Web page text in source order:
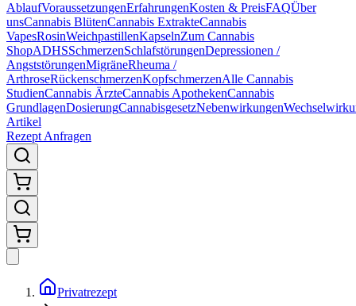
AblaufVoraussetzungenErfahrungenKosten & PreisFAQÜber
unsCannabis BlütenCannabis ExtrakteCannabis
VapesRosinWeichpastillenKapselnZum Cannabis
ShopADHSSchmerzenSchlafstörungenDepressionen /
AngststörungenMigräneRheuma /
ArthroseRückenschmerzenKopfschmerzenAlle Cannabis
StudienCannabis ÄrzteCannabis ApothekenCannabis
GrundlagenDosierungCannabisgesetzNebenwirkungen
Artikel
Rezept Anfragen
Privatrezept